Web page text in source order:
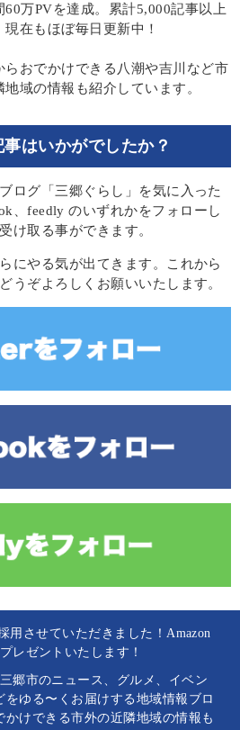
60万PVを達成。累計5,000記事以上
現在もほぼ毎日更新中！
らおでかけできる八潮や吉川など市
地域の情報も紹介しています。
はいかがでしたか？
ログ「三郷ぐらし」を気に入った
、feedly のいずれかをフォローし
け取る事ができます。
にやる気が出てきます。これから
うぞよろしくお願いいたします。
用させていただきました！Amazon
レゼントいたします！
郷市のニュース、グルメ、イベン
をゆる〜くお届けする地域情報ブロ
かけできる市外の近隣地域の情報も